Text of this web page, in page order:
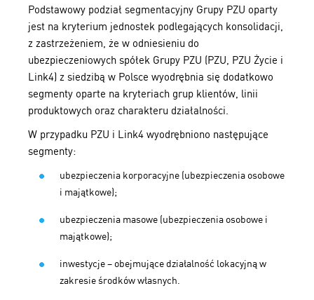
Podstawowy podział segmentacyjny Grupy PZU oparty
jest na kryterium jednostek podlegających konsolidacji,
z zastrzeżeniem, że w odniesieniu do
ubezpieczeniowych spółek Grupy PZU (PZU, PZU Życie i
Link4) z siedzibą w Polsce wyodrębnia się dodatkowo
segmenty oparte na kryteriach grup klientów, linii
produktowych oraz charakteru działalności.
W przypadku PZU i Link4 wyodrębniono następujące
segmenty:
ubezpieczenia korporacyjne (ubezpieczenia osobowe
i majątkowe);
ubezpieczenia masowe (ubezpieczenia osobowe i
majątkowe);
inwestycje – obejmujące działalność lokacyjną w
zakresie środków własnych.